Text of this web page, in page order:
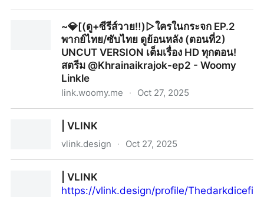
~💎[(ดู+ซีรีส์วาย‼️)▷ใครในกระจก EP.2
พากย์ไทย/ซับไทย ดูย้อนหลัง (ตอนที่2)
UNCUT VERSION เต็มเรื่อง HD ทุกตอน!
สตรีม @Khrainaikrajok-ep2 - Woomy
Linkle
link.woomy.me · Oct 27, 2025
ดูย้อนหลัง (ตอนที่2) UNCUT VERSION เต็มเรื่อง HD ทุก
ตอน! สตรีม @Khrainaikrajok-ep2 - Woomy Linkle
| VLINK
vlink.design · Oct 27, 2025
| VLINK
https://vlink.design/profile/Thedarkdicefi